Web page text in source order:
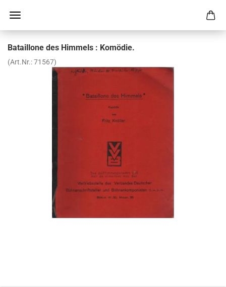
Ba­tail­lo­ne des Him­mels : Ko­mö­die.
(Art.Nr.:71567)